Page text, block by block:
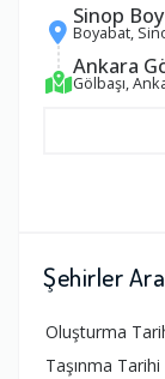
Sinop
Boyabat,
Ankara
Gölbaşı,
Şehirler
Oluşturma
Taşınma Tarihi